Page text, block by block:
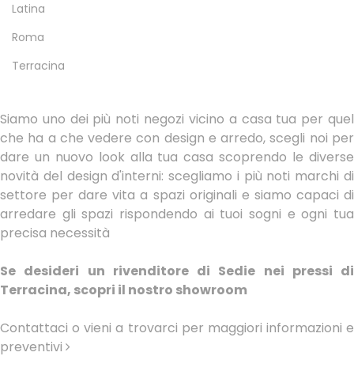
Latina
Roma
Terracina
Siamo uno dei più noti negozi vicino a casa tua per quel
che ha a che vedere con design e arredo, scegli noi per
dare un nuovo look alla tua casa scoprendo le diverse
novità del design d'interni: scegliamo i più noti marchi di
settore per dare vita a spazi originali e siamo capaci di
arredare gli spazi rispondendo ai tuoi sogni e ogni tua
precisa necessità
Se desideri un rivenditore di Sedie nei pressi di
Terracina, scopri il nostro showroom
Contattaci o vieni a trovarci per maggiori informazioni e
preventivi